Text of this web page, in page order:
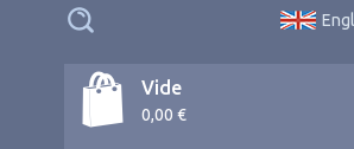
Vide
0,00 €